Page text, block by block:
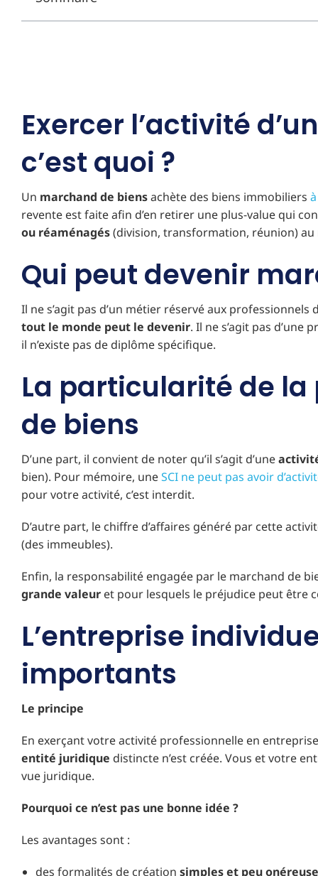
Exercer l’activité
c’est quoi ?
Un marchand de biensachète des biens immobiliers
revente est faite afin d’en retirer une plus-value qui
ou réaménagés(division, transformation, réunion)
Qui peut devenir
Il ne s’agit pas d’un métier réservé aux
tout le monde peut le devenir. Il ne s’agit pas
il n’existe pas de diplôme spécifique.
La particularité de
de biens
D’une part, il convient de noter qu’il s’agit d’une
bien). Pour mémoire, uneSCI ne peut pas avoir
pour votre activité, c’est interdit.
D’autre part, le chiffre d’affaires généré par cette
(des immeubles).
Enfin, la responsabilité engagée par le marchand de
grande valeur et pour lesquels le préjudice peut être
L’entreprise
importants
Le principe
En exerçant votre activité professionnelle en
entité juridique distincte n’est créée. Vous et votre
vue juridique.
Pourquoi ce n’est pas une bonne idée ?
Les avantages sont :
des formalités de création simples et peu